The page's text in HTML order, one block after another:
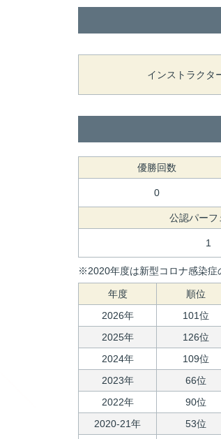
インストラクタ
優勝回数
0
公認パーフ
1
※2020年度は新型コロナ感染症
年度 順位
2026年
101位
2025年
126位
2024年
109位
2023年
66位
2022年
90位
2020-21年
53位